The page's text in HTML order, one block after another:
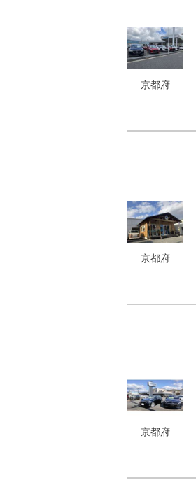
京都府
京都府
京都府